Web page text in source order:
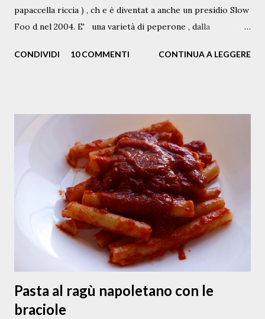
papaccella riccia ) , ch e è diventat a anche un presidio Slow
Foo d nel 2004. E' una varietà di peperone , dalla
verde e di rosso intenso o vinato, tipicamente coltivata
minestrina, in padella, stufate con olive e capperi, nella
cianfotta, con la pasta oppure crude nelle insalate, quando
si trovano fresche, in estate. Nella stagione invernale,
quando si trovano solo sott’aceto, sono utilizzate nell’
insalata di rinforzo a Natale o soffritte come contorno
della carne di maiale nei mesi più freddi (e lì ci sta bene
anche qualche papaccella piccante o forte ). Questa
versione della papacce...
CONDIVIDI 10 COMMENTI CONTINUA A LEGGERE
Pasta al ragù napoletano con le
braciole